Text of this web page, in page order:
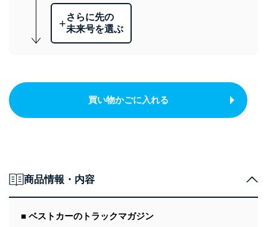
+さらに先の
未来号を選ぶ
買い物かごに入れる
商品情報・内容
■ ベストカーのトラックマガジン